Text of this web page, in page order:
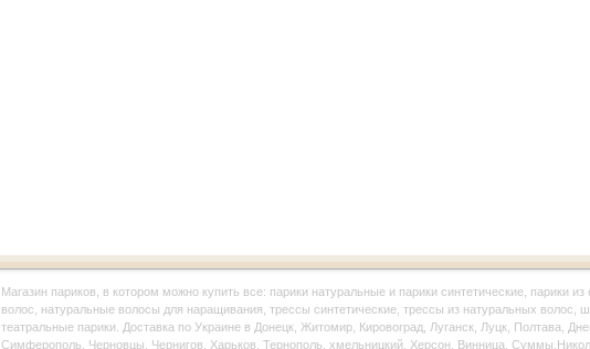
Магазин париков, в котором можно купить все: парики натуральные и парики синтетические, парики из
волос, натуральные волосы для наращивания, трессы синтетические, трессы из натуральных волос,
театральные парики. Доставка по Украине в Донецк, Житомир, Кировоград, Луганск, Луцк, Полтава,
Симферополь, Черновцы, Чернигов, Харьков, Тернополь, хмельницкий, Херсон, Винница,